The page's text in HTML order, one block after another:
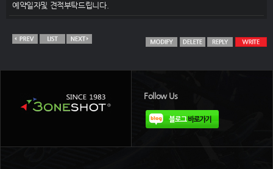
예약일자및 견적부탁드립니다.
Follow Us